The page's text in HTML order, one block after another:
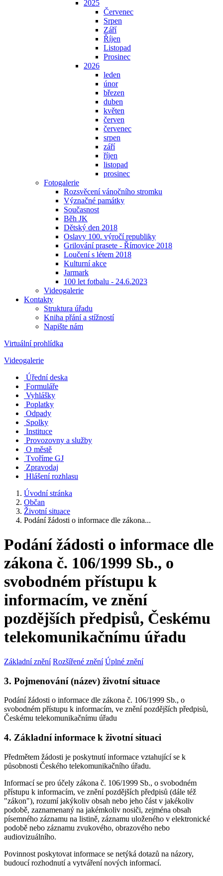
2025
Červenec
Srpen
Září
Říjen
Listopad
Prosinec
2026
leden
únor
březen
duben
květen
červen
červenec
srpen
září
říjen
listopad
prosinec
Fotogalerie
Rozsvěcení vánočního stromku
Význačné památky
Současnost
Běh JK
Dětský den 2018
Oslavy 100. výročí republiky
Grilování prasete - Římovice 2018
Loučení s létem 2018
Kulturní akce
Jarmark
100 let fotbalu - 24.6.2023
Videogalerie
Kontakty
Struktura úřadu
Kniha přání a stížností
Napište nám
Virtuální prohlídka
Videogalerie
Úřední deska
Formuláře
Vyhlášky
Poplatky
Odpady
Spolky
Instituce
Provozovny a služby
O městě
Tvoříme GJ
Zpravodaj
Hlášení rozhlasu
Úvodní stránka
Občan
Životní situace
Podání žádosti o informace dle zákona...
Podání žádosti o informace dle
zákona č. 106/1999 Sb., o
svobodném přístupu k
informacím, ve znění
pozdějších předpisů, Českému
telekomunikačnímu úřadu
Základní znění Rozšířené znění Úplné znění
3. Pojmenování (název) životní situace
Podání žádosti o informace dle zákona č. 106/1999 Sb., o
svobodném přístupu k informacím, ve znění pozdějších předpisů,
Českému telekomunikačnímu úřadu
4. Základní informace k životní situaci
Předmětem žádosti je poskytnutí informace vztahující se k
působnosti Českého telekomunikačního úřadu.
Informací se pro účely zákona č. 106/1999 Sb., o svobodném
přístupu k informacím, ve znění pozdějších předpisů (dále též
"zákon"), rozumí jakýkoliv obsah nebo jeho část v jakékoliv
podobě, zaznamenaný na jakémkoliv nosiči, zejména obsah
písemného záznamu na listině, záznamu uloženého v elektronické
podobě nebo záznamu zvukového, obrazového nebo
audiovizuálního.
Povinnost poskytovat informace se netýká dotazů na názory,
budoucí rozhodnutí a vytváření nových informací.